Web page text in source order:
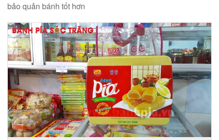
bảo quản bánh tốt hơn